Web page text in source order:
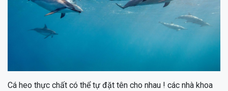
Cá heo thực chất có thể tự đặt tên cho nhau ! các nhà khoa